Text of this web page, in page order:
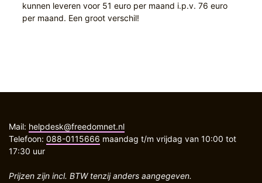
kunnen leveren voor 51 euro per maand i.p.v. 76 euro
per maand. Een groot verschil!
Mail: helpdesk@freedomnet.nl
Telefoon: 088-0115666 maandag t/m vrijdag van 10:00 tot
17:30 uur
Prijzen zijn incl. BTW tenzij anders aangegeven.